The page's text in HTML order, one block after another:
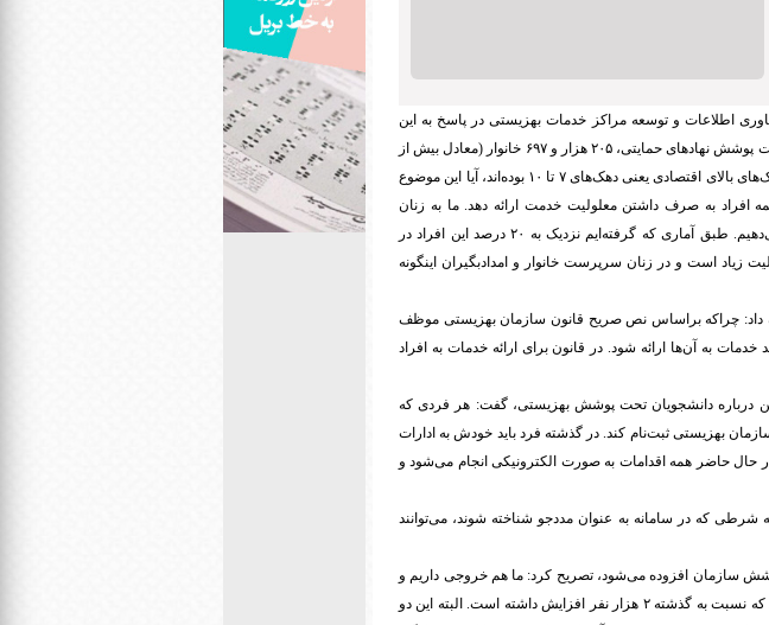
اطلاعات و توسعه مراکز خدمات بهزیستی در پاسخ به این
سوال که بر طبق بررسی پایگاه اطلاعات رفاه ایرانیان از خانوارهای تحت پوشش نهادهای حمایتی، ۲۰۵ هزار و ۶۹۷ خانوار (معادل بیش از
۲۱ درصد خانوارهای تحت پوشش سازمان بهزیستی) جزء خانوارهای دهک‌های بالای اقتصادی یعنی دهک‌های ۷ تا ۱۰ بوده‌اند، آیا این موضوع
به صرف داشتن معلولیت خدمت ارائه دهد. ما به زنان
سرپرست خانوار، افراد دارای معلولیت و امدادبگیران خدمات ارائه می‌دهیم. طبق آماری که گرفته‌ایم نزدیک به ۲۰ درصد این افراد در
معلولیت زیاد است و در زنان سرپرست خانوار و امدادبگیران اینگونه
داد: چراکه براساس نص صریح قانون سازمان بهزیستی موظف
به آن‌ها ارائه شود. در قانون برای ارائه خدمات به افراد
درباره دانشجویان تحت پوشش بهزیستی، گفت: هر فردی که
بهزیستی ثبت‌نام کند. در گذشته فرد باید خودش به ادارات
حاضر همه اقدامات به صورت الکترونیکی انجام می‌شود و
شرطی که در سامانه به عنوان مددجو شناخته شوند، می‌توانند
سازمان افزوده می‌شود، تصریح کرد: ما هم خروجی داریم و
هم ورودی. در حال حاضر حدود ۲۴ هزار دانشجو تحت پوشش ما هستند که نسبت به گذشته ۲ هزار نفر افزایش داشته است. البته این دو